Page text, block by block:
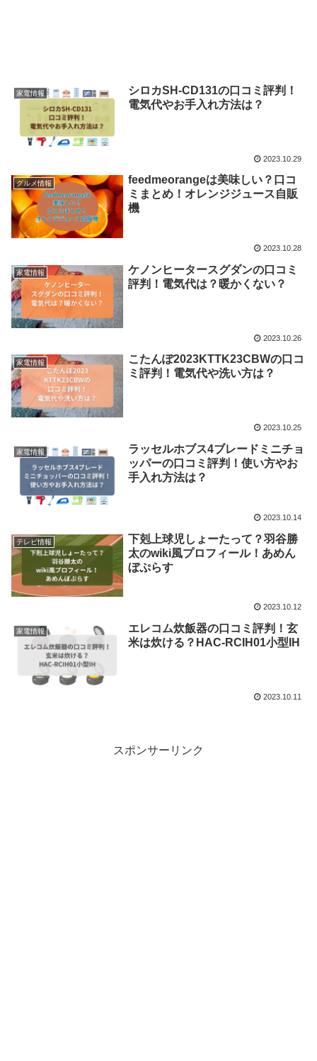
家電情報
シロカSH-CD131の口コミ評判！
電気代やお手入れ方法は？
2023.10.29
グルメ情報
feedmeorangeは美味しい？口コ
ミまとめ！オレンジジュース自販
機
2023.10.28
家電情報
ケノンヒータースグダンの口コミ
評判！電気代は？暖かくない？
2023.10.26
家電情報
こたんぽ2023KTTK23CBWの口コ
ミ評判！電気代や洗い方は？
2023.10.25
家電情報
ラッセルホブス4ブレードミニチョ
ッパーの口コミ評判！使い方やお
手入れ方法は？
2023.10.14
テレビ情報
下剋上球児しょーたって？羽谷勝
太のwiki風プロフィール！あめん
ぼぷらす
2023.10.12
家電情報
エレコム炊飯器の口コミ評判！玄
米は炊ける？HAC-RCIH01小型IH
2023.10.11
スポンサーリンク